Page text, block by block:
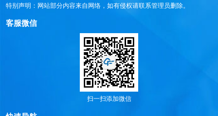
特别声明：网站部分内容来自网络，如有侵权请联系管理员删除。
客服微信
扫一扫添加微信